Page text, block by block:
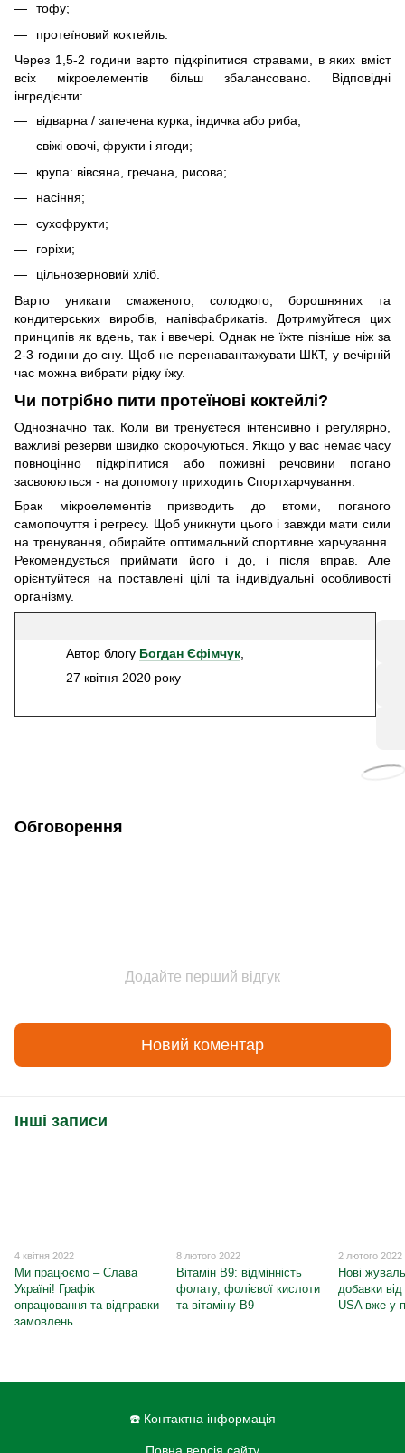
тофу;
протеїновий коктейль.
Через 1,5-2 години варто підкріпитися стравами, в яких вміст
всіх мікроелементів більш збалансовано. Відповідні
інгредієнти:
відварна / запечена курка, індичка або риба;
свіжі овочі, фрукти і ягоди;
крупа: вівсяна, гречана, рисова;
насіння;
сухофрукти;
горіхи;
цільнозерновий хліб.
Варто уникати смаженого, солодкого, борошняних та
кондитерських виробів, напівфабрикатів. Дотримуйтеся цих
принципів як вдень, так і ввечері. Однак не їжте пізніше ніж за
2-3 години до сну. Щоб не перенавантажувати ШКТ, у вечірній
час можна вибрати рідку їжу.
Чи потрібно пити протеїнові коктейлі?
Однозначно так. Коли ви тренуєтеся інтенсивно і регулярно,
важливі резерви швидко скорочуються. Якщо у вас немає часу
повноцінно підкріпитися або поживні речовини погано
засвоюються - на допомогу приходить Спортхарчування.
Брак мікроелементів призводить до втоми, поганого
самопочуття і регресу. Щоб уникнути цього і завжди мати сили
на тренування, обирайте оптимальний спортивне харчування.
Рекомендується приймати його і до, і після вправ. Але
орієнтуйтеся на поставлені цілі та індивідуальні особливості
організму.
Автор блогу Богдан Єфімчук,
27 квітня 2020 року
Обговорення
Додайте перший відгук
Новий коментар
Інші записи
4 квітня 2022
Ми працюємо – Слава
Україні! Графік
опрацювання та відправки
замовлень
8 лютого 2022
Вітамін B9: відмінність
фолату, фолієвої кислоти
та вітаміну B9
2 лютого 2022
Нові
добавки
USA вже у
☎️ Контактна інформація
Повна версія сайту